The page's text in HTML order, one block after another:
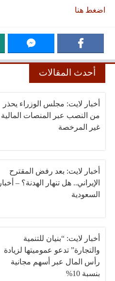
اضغط هنا
أحدث المقالات
أخبار لايت: مجلس الوزراء يحذر
من النصب عبر المنصات المالية
غير المرخصة
أخبار لايت: بعد رفض المقترح
الإيراني.. هل تنهار الهدنة؟ – أخبار
السعودية
أخبار لايت: “بنيان للتنمية
والتجارة” تدعو عموميتها لزيادة
رأس المال عبر أسهم مجانية
بنسبة 10%